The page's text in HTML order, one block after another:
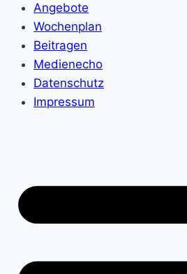
Angebote
Wochenplan
Beitragen
Medienecho
Datenschutz
Impressum